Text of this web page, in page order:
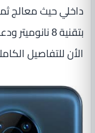
الأن للتفاصيل